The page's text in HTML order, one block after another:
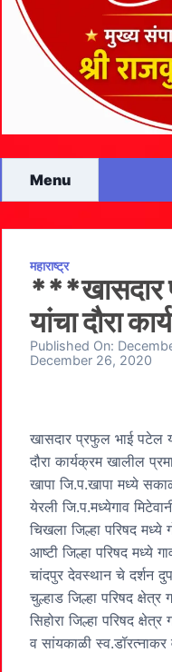
Menu
महाराष्ट्र
***खासदार
यांचा दौरा
Published On:
December 26, 2020
खासदार प्रफुल भाई पटेल
दौरा कार्यक्रम खालील
खापा जि.प.खापा मध्ये
येरली जि.प.मध्येगाव
चिखला जिल्हा परिषद मध्ये
आष्टी जिल्हा परिषद मध्ये
चांदपुर देवस्थान चे दर्शन
चुल्हाड जिल्हा परिषद
सिहोरा जिल्हा परिषद
व सांयकाळी स्व.डॉरत्नाकर